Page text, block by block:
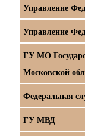
Управление
Управление
ГУ МО
Московской
Федеральная
ГУ МВД